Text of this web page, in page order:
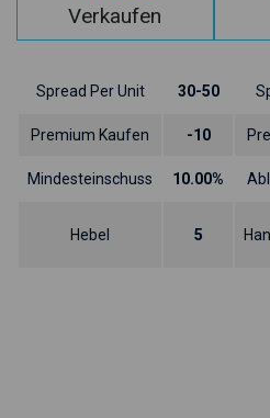
Verkaufen
Spread Per Unit 30-50
Premium Kaufen -10
Mindesteinschuss 10.00%
Hebel 5